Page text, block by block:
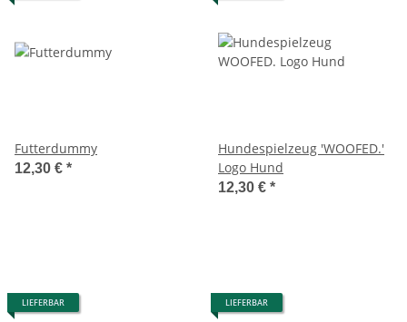
Futterdummy
12,30 € *
Hundespielzeug 'WOOFED.'
Logo Hund
12,30 € *
LIEFERBAR LIEFERBAR